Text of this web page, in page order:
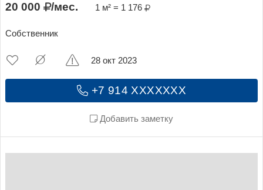
20 000 /мес. 1 м² = 1 176
Собственник
+7 914 XXXXXXX
Добавить заметку
28 окт 2023